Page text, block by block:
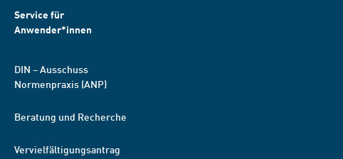
Service für
Anwender*innen
DIN – Ausschuss
Normenpraxis (ANP)
Beratung und Recherche
Vervielfältigungsantrag